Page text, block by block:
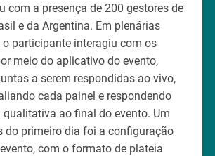
com a presença de 200 gestores de
e da Argentina. Em plenárias
participante interagiu com os
meio do aplicativo do evento,
a serem respondidas ao vivo,
cada painel e respondendo
qualitativa ao final do evento. Um
do primeiro dia foi a configuração
com o formato de plateia